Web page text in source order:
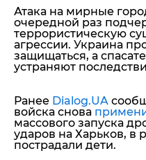
Атака на мирные
очередной раз
террористическую
агрессии. Украина
защищаться, а
устраняют
Ранее Dialog.UA
войска снова
массового запуска
ударов на Харьков, в
пострадали дети.